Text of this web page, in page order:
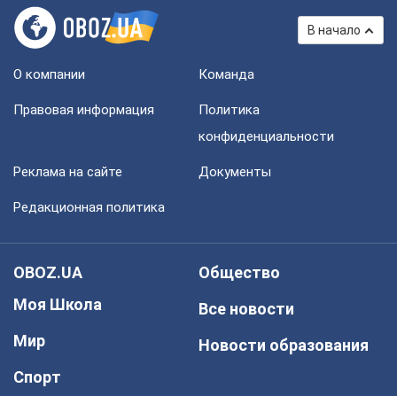
В начало
О компании Команда
Правовая информация
Политика
конфиденциальности
Реклама на сайте Документы
Редакционная политика
OBOZ.UA
Моя Школа
Мир
Спорт
Общество
Все новости
Новости образования